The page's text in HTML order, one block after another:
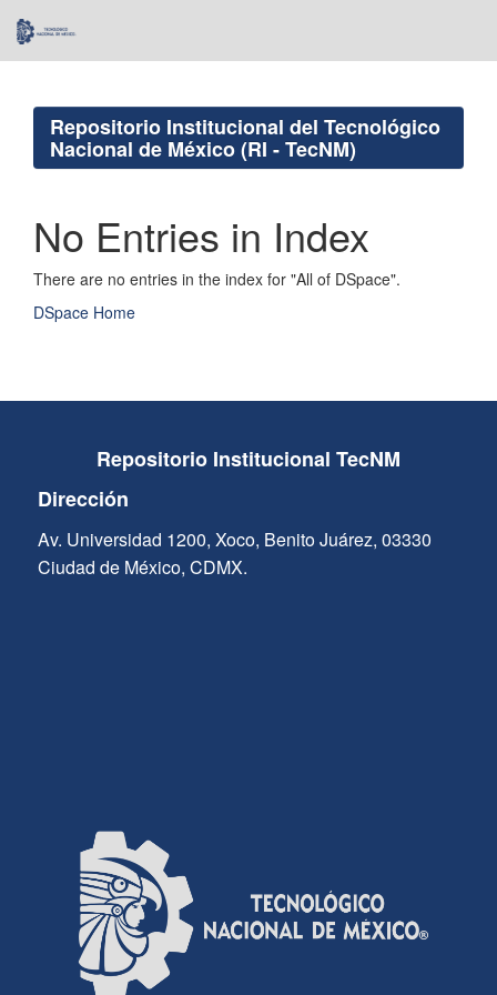
navigation
Repositorio Institucional del Tecnológico
Nacional de México (RI - TecNM)
No Entries in Index
There are no entries in the index for "All of DSpace".
DSpace Home
Repositorio Institucional TecNM
Dirección
Av. Universidad 1200, Xoco, Benito Juárez, 03330
Ciudad de México, CDMX.